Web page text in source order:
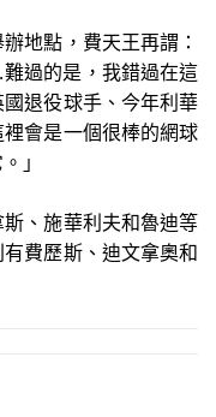
地點，費天王再謂：
過的是，我錯過在這
退役球手、今年利華
會是一個很棒的網球
」
、施華利夫和魯迪等
費歷斯、迪文拿奧和